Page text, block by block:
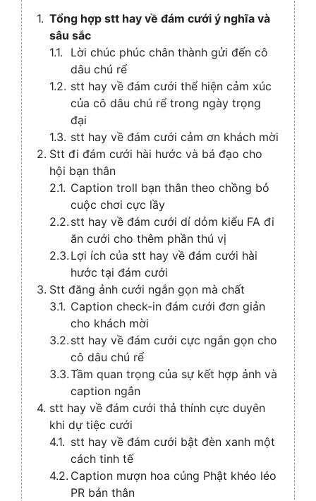
Tổng hợp stt hay về đám cưới ý nghĩa và
sâu sắc
Lời chúc phúc chân thành gửi đến cô
dâu chú rể
stt hay về đám cưới thể hiện cảm xúc
của cô dâu chú rể trong ngày trọng
đại
stt hay về đám cưới cảm ơn khách mời
Stt đi đám cưới hài hước và bá đạo cho
hội bạn thân
Caption troll bạn thân theo chồng bỏ
cuộc chơi cực lầy
stt hay về đám cưới dí dỏm kiểu FA đi
ăn cưới cho thêm phần thú vị
Lợi ích của stt hay về đám cưới hài
hước tại đám cưới
Stt đăng ảnh cưới ngắn gọn mà chất
Caption check-in đám cưới đơn giản
cho khách mời
stt hay về đám cưới cực ngắn gọn cho
cô dâu chú rể
Tầm quan trọng của sự kết hợp ảnh và
caption ngắn
stt hay về đám cưới thả thính cực duyên
khi dự tiệc cưới
stt hay về đám cưới bật đèn xanh một
cách tinh tế
Caption mượn hoa cúng Phật khéo léo
PR bản thân